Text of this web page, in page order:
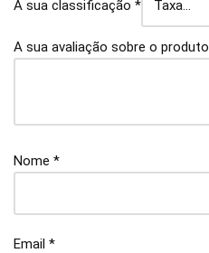
A sua classificação *
A sua avaliação sobre o produto
Nome *
Email *